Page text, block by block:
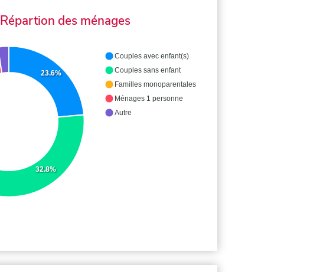
Répartion des ménages
23.6%
32.8%
Couples avec enfant(s)
Couples sans enfant
Familles monoparentales
Ménages 1 personne
Autre